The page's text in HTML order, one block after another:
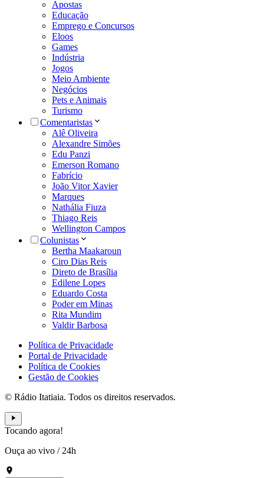
Apostas
Educação
Emprego e Concursos
Eloos
Games
Indústria
Jogos
Meio Ambiente
Negócios
Pets e Animais
Turismo
Comentaristas
Alê Oliveira
Alexandre Simões
Edu Panzi
Emerson Romano
Fabrício
João Vitor Xavier
Marques
Nathália Fiuza
Thiago Reis
Wellington Campos
Colunistas
Bertha Maakaroun
Ciro Dias Reis
Direto de Brasília
Edilene Lopes
Eduardo Costa
Poder em Minas
Rita Mundim
Valdir Barbosa
Política de Privacidade
Portal de Privacidade
Política de Cookies
Gestão de Cookies
© Rádio Itatiaia. Todos os direitos reservados.
Tocando agora!
Ouça ao vivo / 24h